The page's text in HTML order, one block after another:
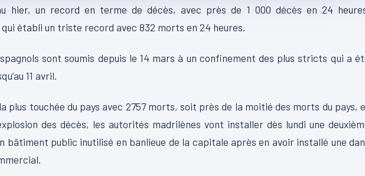
hier, un record en terme de décès, avec près de 1 000 décès en 24
qui établi un triste record avec 832 morts en 24 heures.
sont soumis depuis le 14 mars à un confinement des plus stricts qui a
11 avril.
plus touchée du pays avec 2757 morts, soit près de la moitié des morts du pays,
des décès, les autorités madrilènes vont installer dès lundi une
bâtiment public inutilisé en banlieue de la capitale après en avoir installé une